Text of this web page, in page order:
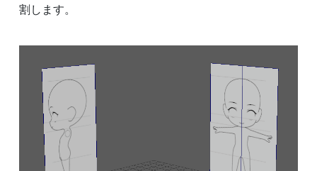
割します。